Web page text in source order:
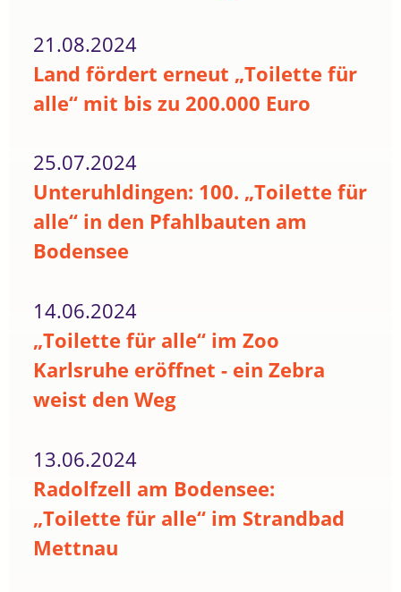
21.08.2024
Land fördert erneut „Toilette für
alle“ mit bis zu 200.000 Euro
25.07.2024
Unteruhldingen: 100. „Toilette für
alle“ in den Pfahlbauten am
Bodensee
14.06.2024
„Toilette für alle“ im Zoo
Karlsruhe eröffnet - ein Zebra
weist den Weg
13.06.2024
Radolfzell am Bodensee:
„Toilette für alle“ im Strandbad
Mettnau